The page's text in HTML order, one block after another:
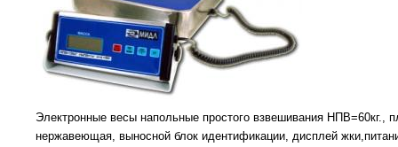
Электронные весы напольные простого взвешивания НПВ=60кг.,
нержавеющая, выносной блок идентификации, дисплей